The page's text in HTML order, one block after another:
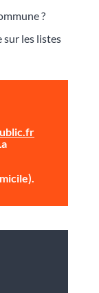
?
sur les listes